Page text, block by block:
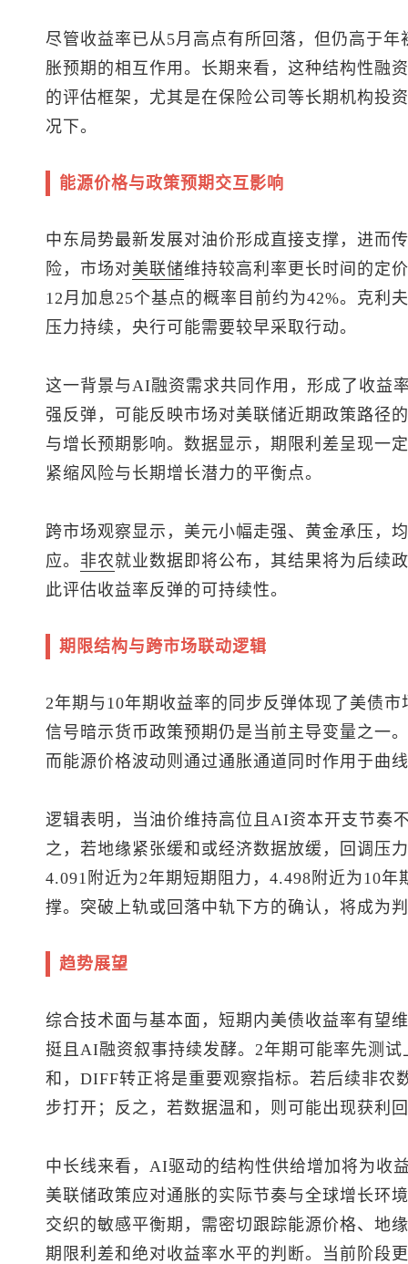
尽管收益率已从5月高点有所回落，但仍高于
胀预期的相互作用。长期来看，这种结构性融
的评估框架，尤其是在保险公司等长期机构投
况下。
能源价格与政策预期交互影响
中东局势最新发展对油价形成直接支撑，进而
险，市场对美联储维持较高利率更长时间的定
12月加息25个基点的概率目前约为42%。克利
压力持续，央行可能需要较早采取行动。
这一背景与AI融资需求共同作用，形成了收益
强反弹，可能反映市场对美联储近期政策路径
与增长预期影响。数据显示，期限利差呈现一
紧缩风险与长期增长潜力的平衡点。
跨市场观察显示，美元小幅走强、黄金承压，
应。 非农就业数据即将公布，其结果将为后续
此评估收益率反弹的可持续性。
期限结构与跨市场联动逻辑
2年期与10年期收益率的同步反弹体现了美债
信号暗示货币政策预期仍是当前主导变量之一
而能源价格波动则通过通胀通道同时作用于曲
逻辑表明，当油价维持高位且AI资本开支节奏
之，若地缘紧张缓和或经济数据放缓，回调压
4.091附近为2年期短期阻力，4.498附近为10
撑。突破上轨或回落中轨下方的确认，将成为
趋势展望
综合技术面与基本面，短期内美债收益率有望
挺且AI融资叙事持续发酵。2年期可能率先测
和，DIFF转正将是重要观察指标。若后续非农
步打开；反之，若数据温和，则可能出现获利
中长线来看，AI驱动的结构性供给增加将为收
美联储政策应对通胀的实际节奏与全球增长环
交织的敏感平衡期，需密切跟踪能源价格、地
期限利差和绝对收益率水平的判断。当前阶段